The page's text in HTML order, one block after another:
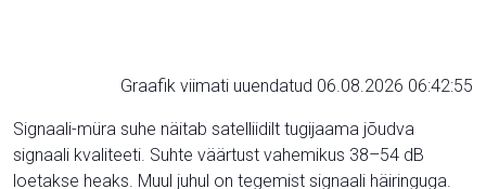
Graafik viimati uuendatud 06.08.2026 06:42:55
Signaali-müra suhe näitab satelliidilt tugijaama jõudva
signaali kvaliteeti. Suhte väärtust vahemikus 38–54 dB
loetakse heaks. Muul juhul on tegemist signaali häiringuga.